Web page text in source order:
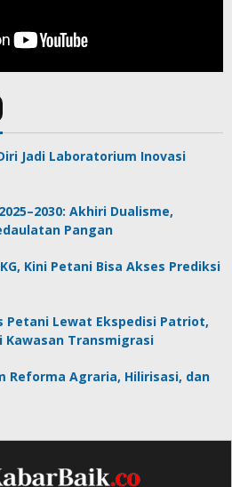
Jadi Laboratorium Inovasi
Akhiri Dualisme,
Pangan
Kini Petani Bisa Akses Prediksi
Petani Lewat Ekspedisi Patriot,
Kawasan Transmigrasi
Reforma Agraria, Hilirisasi, dan